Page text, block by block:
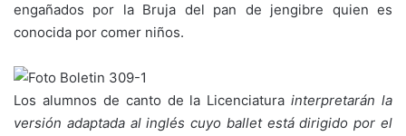
engañados por la Bruja del pan de jengibre quien es
conocida por comer niños.
Los alumnos de canto de la Licenciaturainterpretarán la
versión adaptada al inglés cuyo ballet está dirigido por el